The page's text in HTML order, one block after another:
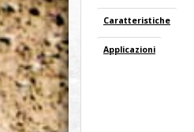
Caratteristiche
Applicazioni